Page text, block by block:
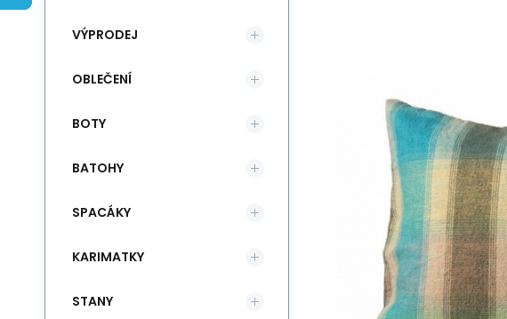
VÝPRODEJ
OBLEČENÍ
BOTY
BATOHY
SPACÁKY
KARIMATKY
STANY